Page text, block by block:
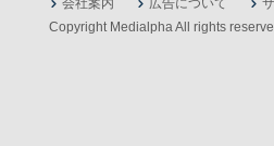
会社案内
広告について
Copyright Medialpha All rights